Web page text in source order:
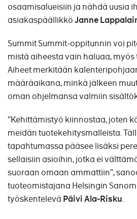
osaamisalueisiin ja nähdä uusia
asiakaspäällikköJanne
Summit Summit-oppitunnin voi
mistä aiheesta vain haluaa,
Aiheet merkitään
määräaikana, minkä jälkeen
oman ohjelmansa valmiin
”Kehittämistyö kiinnostaa, joten
meidän tuotekehitysmalleista.
tapahtumassa pääsee lisäksi
sellaisiin asioihin, jotka ei
suoraan omaan ammattiin”,
tuoteomistajana Helsingin
työskentelevä Päivi Ala-Risku.